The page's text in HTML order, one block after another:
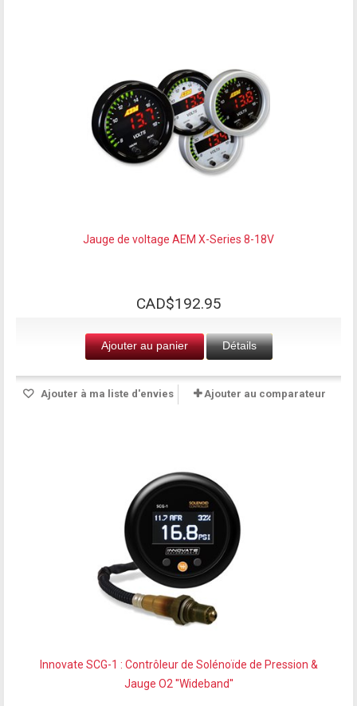
Jauge de voltage AEM X-Series 8-18V
CAD$192.95
Ajouter au panier Détails
Ajouter à ma liste d'envies Ajouter au comparateur
Innovate SCG-1 : Contrôleur de Solénoïde de Pression &
Jauge O2 ''Wideband''